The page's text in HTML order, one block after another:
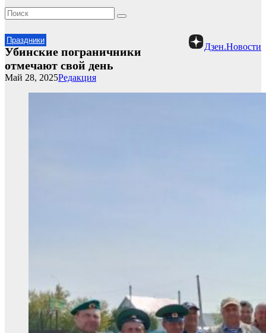
Праздники
Дзен.Новости
Убинские пограничники
отмечают свой день
Редакция
Май 28, 2025